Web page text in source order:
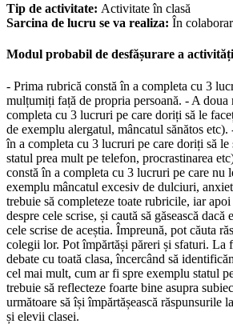
Tip de activitate: Activitate în clasă
Sarcina de lucru se va realiza: În
Modul probabil de desfășurare a
- Prima rubrică constă în a completa cu 3
mulțumiți față de propria persoană. - A doua
completa cu 3 lucruri pe care doriți să le
de exemplu alergatul, mâncatul sănătos
în a completa cu 3 lucruri pe care doriți să
statul prea mult pe telefon, procrastinarea
constă în a completa cu 3 lucruri pe care nu
exemplu mâncatul excesiv de dulciuri,
trebuie să completeze toate rubricile, iar
despre cele scrise, și caută să găsească dacă
cele scrise de aceștia. Împreună, pot căuta
colegii lor. Pot împărtăși păreri și sfaturi. La
debate cu toată clasa, încercând să
cel mai mult, cum ar fi spre exemplu statul
trebuie să reflecteze foarte bine asupra
următoare să își împărtășească răspunsurile
și elevii clasei.